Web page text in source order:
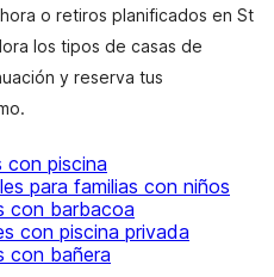
o retiros planificados en St
los tipos de casas de
y reserva tus
con piscina
para familias con niños
con barbacoa
con piscina privada
con bañera